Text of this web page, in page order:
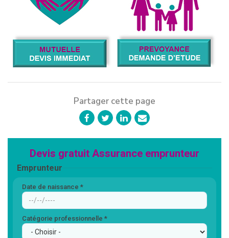
Partager cette page